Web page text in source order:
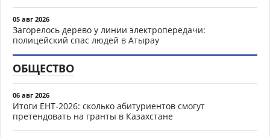
05 авг 2026
Загорелось дерево у линии электропередачи:
полицейский спас людей в Атырау
ОБЩЕСТВО
06 авг 2026
Итоги ЕНТ-2026: сколько абитуриентов смогут
претендовать на гранты в Казахстане